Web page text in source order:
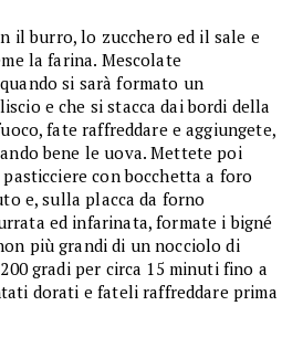
il burro, lo zucchero ed il sale e
la farina. Mescolate
si sarà formato un
e che si stacca dai bordi della
fate raffreddare e aggiungete,
bene le uova. Mettete poi
con bocchetta a foro
e, sulla placca da forno
ed infarinata, formate i bigné
più grandi di un nocciolo di
gradi per circa 15 minuti fino a
dorati e fateli raffreddare prima